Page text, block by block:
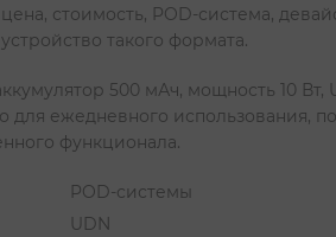
стоимость, POD-система,
такого формата.
500 мАч, мощность 10
ежедневного использования,
функционала.
POD-системы
UDN